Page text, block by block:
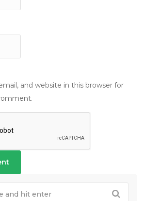
and website in this browser for